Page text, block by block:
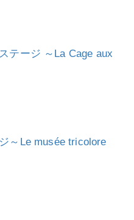
テージ ～La Cage aux
～Le musée tricolore